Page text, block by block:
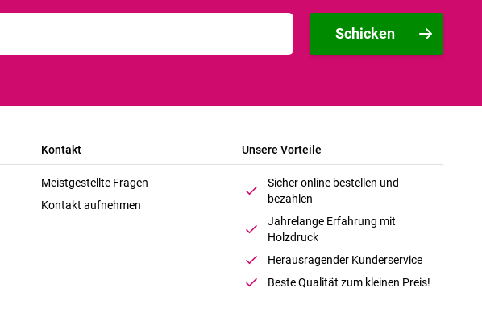
Schicken
Kontakt
Meistgestellte Fragen
Kontakt aufnehmen
Unsere Vorteile
Sicher online bestellen und
bezahlen
Jahrelange Erfahrung mit
Holzdruck
Herausragender Kunderservice
Beste Qualität zum kleinen Preis!